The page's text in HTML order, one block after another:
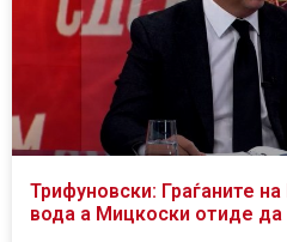
Трифуновски: Граѓаните на
вода а Мицкоски отиде да